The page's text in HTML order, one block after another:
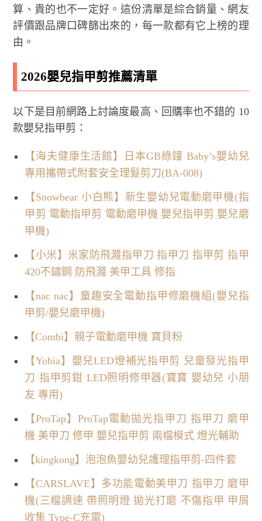
算、貴的也不一定好。這份清單是綜合銷量、網友
評價跟品牌口碑篩出來的，每一款都有它上榜的理
由。
2026嬰兒指甲剪推薦清單
以下是目前網路上討論度最高、回購率也不錯的 10
款嬰兒指甲剪：
【海夫健康生活館】日本GB綠鐘 Baby’s嬰幼兒
專用攜帶式附套安全理髮剪刀(BA-008)
【Snowbear 小白熊】新生嬰幼兒電動磨甲機(指
甲剪 電動指甲剪 電動磨甲機 嬰兒指甲剪 嬰兒磨
甲機)
【小米】米家防飛濺指甲刀 指甲刀 指甲剪 指甲
420不鏽鋼 防飛濺 美甲工具 修指
【nac nac】童趣安全電動指甲修磨機組(嬰兒指
甲剪/嬰兒磨甲機)
【Combi】親子電動磨甲機 寶貝粉
【Yobia】嬰兒LED燈補光指甲剪 兒童發光指甲
刀 指甲剪鉗 LED照明修甲器(寶寶 嬰幼兒 小朋
友 專用)
【ProTap】ProTap電動拋光指甲刀 指甲刀 磨甲
機 美甲刀 修甲 嬰兒指甲剪 兩檔模式 燈光輔助
【kingkong】泡泡魚嬰幼兒護理指甲剪-四件套
【CARSLAVE】多功能電動美甲刀 指甲刀 磨甲
機(三檔調速 帶照明燈 拋光打磨 不傷指甲 甲屑
收集 Type-C充電)